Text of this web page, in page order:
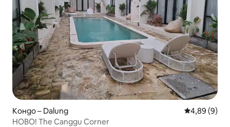
Кондо – Dalung Средна
4,89 (9)
НОВО! The Canggu Corner